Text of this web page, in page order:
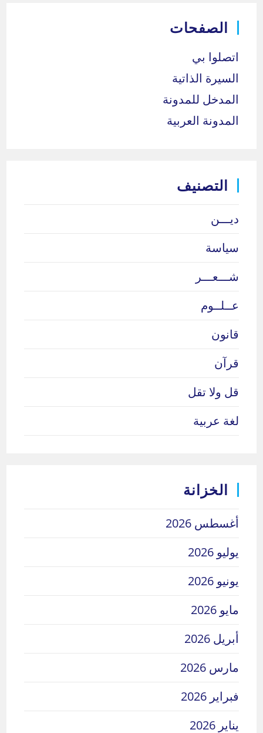
الصفحات
اتصلوا بي
السيرة الذاتية
المدخل للمدونة
المدونة العربية
التصنيف
ديـــن
سياسة
شـــعـــر
عــلــوم
قانون
قرآن
قل ولا تقل
لغة عربية
الخزانة
أغسطس 2026
يوليو 2026
يونيو 2026
مايو 2026
أبريل 2026
مارس 2026
فبراير 2026
يناير 2026